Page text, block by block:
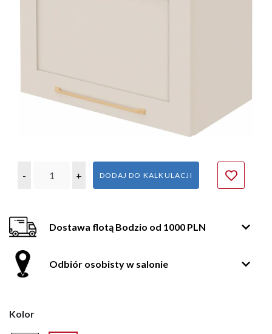
- + DODAJ DO KALKULACJI
Dostawa flotą Bodzio od 1000 PLN
Odbiór osobisty w salonie
Kolor